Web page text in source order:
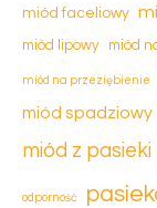
miód faceliowy
miód lipowy miód
miód na przeziębienie
miód spadziowy
miód z pasieki
odporność